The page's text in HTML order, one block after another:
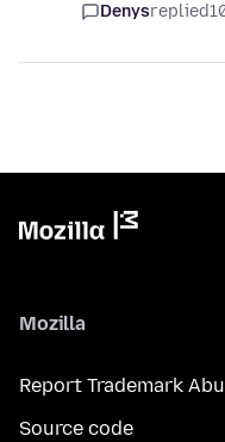
Denysreplied
Mozilla
Report Trademark
Source code